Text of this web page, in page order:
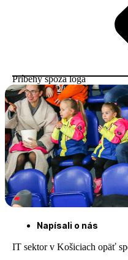
Príbehy spoza loga
Napísali o nás
IT sektor v Košiciach opäť